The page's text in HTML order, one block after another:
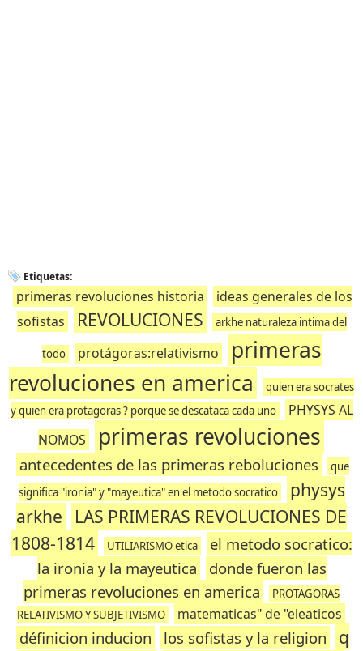
Etiquetas:
primeras revoluciones historia
ideas generales de los
sofistas
REVOLUCIONES arkhe naturaleza intima del
todo protágoras:relativismo
primeras
revoluciones en america
quien era socrates
y quien era protagoras ? porque se descataca cada uno
PHYSYS AL
NOMOS
primeras revoluciones
antecedentes de las primeras reboluciones
que
significa "ironia" y "mayeutica" en el metodo socratico
physys
arkhe
LAS PRIMERAS REVOLUCIONES DE
1808-1814
UTILIARISMO etica
el metodo socratico:
la ironia y la mayeutica
donde fueron las
primeras revoluciones en america
PROTAGORAS
RELATIVISMO Y SUBJETIVISMO
matematicas" de "eleaticos
définicion inducion los sofistas y la religion
q